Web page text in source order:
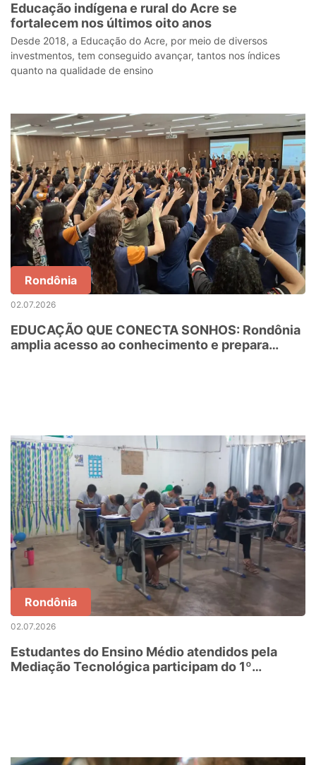
Educação indígena e rural do Acre se
fortalecem nos últimos oito anos
Desde 2018, a Educação do Acre, por meio de diversos
investmentos, tem conseguido avançar, tantos nos índices
quanto na qualidade de ensino
Rondônia
02.07.2026
EDUCAÇÃO QUE CONECTA SONHOS: Rondônia
amplia acesso ao conhecimento e prepara
Rondônia
02.07.2026
Estudantes do Ensino Médio atendidos pela
Mediação Tecnológica participam do 1º